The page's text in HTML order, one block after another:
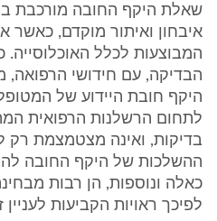
שאלת היקף החובה מורכבת
איבחון ואיתור מוקדם, כאשר
המבוצעות לכלל
הבדיקה, עם חידושי הרפואה,
היקף חובת היידוע של
לתחום הרשלנות הרפואית
בדיקות, ואינה מצטמצמת רק
ההשלכות של היקף החובה
כאלה ונוספות, הן רבות
לפיכך ראויות הקביעות